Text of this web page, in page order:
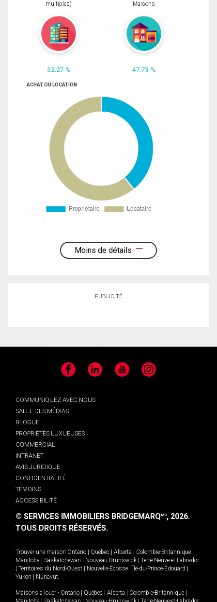
multiples)
52.27 %
Maisons
47.73 %
ACHAT OU LOCATION
Moins de détails
PUBLICITÉ
Facebook LinkedIn YouTube Instagram
COMMUNIQUEZ AVEC NOUS
SALLE DES MÉDIAS
BLOGUE
PROPRIÉTÉS LUXUEUSES
COMMERCIAL
INTRANET
AVIS JURIDIQUE
CONFIDENTIALITÉ
TÉMOINS
ACCESSIBILITÉ
© SERVICES IMMOBILIERS BRIDGEMARQMD, 2026.
TOUS DROITS RÉSERVÉS.
Trouver une maison Ontario Québec Alberta Colombie-Britannique
Manitoba
Saskatchewan Nouveau-Brunswick
Terre-Neuve-et-Labrador
Territoires du Nord-Ouest Nouvelle-Écosse Île-du-Prince-Édouard
Yukon
Nunavut.
Maisons à louer - Ontario Québec Alberta Colombie-Britannique